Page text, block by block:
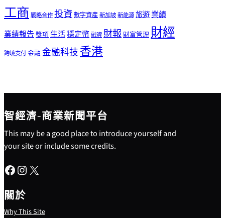
工商 戰略合作投資數字資產新加坡新能源旅遊業績
業績報告 獎項生活穩定幣融資 財報 財富管理 財經
跨境支付金融 金融科技 香港
智經濟-商業新聞平台
This may be a good place to introduce yourself and
your site or include some credits.
Facebook Instagram X
關於
Why This Site